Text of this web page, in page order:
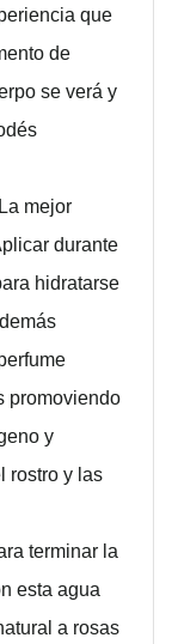
que
de
se verá y
La mejor
durante
hidratarse
promoviendo
y
rostro y las
terminar la
esta agua
a rosas